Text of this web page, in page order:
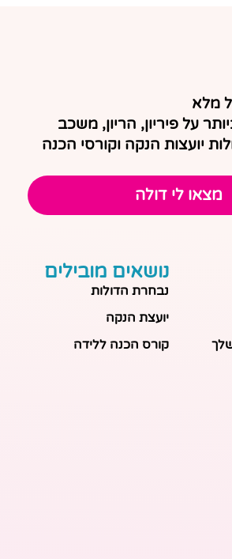
מלא
על פיריון, הריון, משכב
יועצות הנקה וקורסי הכנה
מצאו לי דולה
נושאים מובילים
נבחרת הדולות
יועצת הנקה
קורס הכנה ללידה